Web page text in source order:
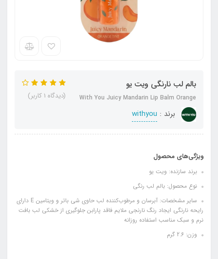
بالم لب نارنگی ویت یو
With You Juicy Mandarin Lip Balm Orange
برند : withyou
(دیدگاه 1 کاربر)
ویژگی‌های محصول
برند سازنده: ویت یو
نوع محصول: بالم لب رنگی
سایر مشخصات: آبرسان و مرطوب‌کننده لب حاوی شی باتر و ویتامین E دارای
رایحه نارنگی ایجاد رنگ نارنجی ملایم فاقد پارابن جلوگیری از خشکی لب بافت
نرم و سبک مناسب استفاده روزانه
وزن: 2.6 گرم